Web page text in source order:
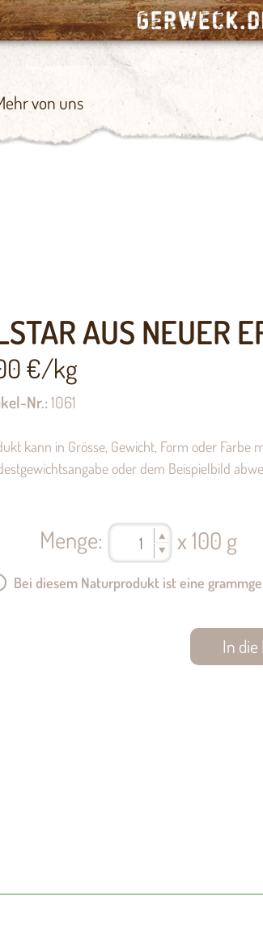
von uns
AUS NEUER
€/kg
Nr.:1061
kann in Grösse, Gewicht, Form oder Farbe
oder dem Beispielbild
Menge: x 100 g
Bei diesem Naturprodukt ist eine